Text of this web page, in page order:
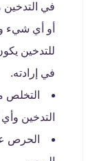
في التدخين
أو أي شيء
للتدخين
في إرادته.
التخلص
التدخين
الحرص